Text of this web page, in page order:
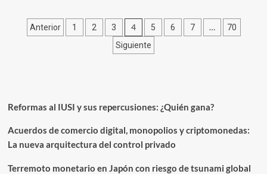
acusación,
un
acto
una
militar,
Cuba
Paginación
Anterior 1 2 3 4 5 6 7 …
70
Siguiente
Reformas al IUSI y sus repercusiones: ¿Quién gana?
Acuerdos de comercio digital, monopolios y criptomonedas:
La nueva arquitectura del control privado
Terremoto monetario en Japón con riesgo de tsunami global